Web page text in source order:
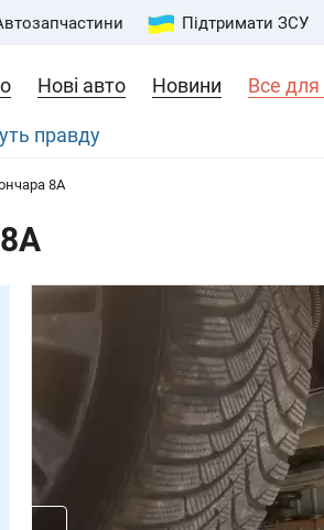
Підтримати ЗСУ
Нові авто Новини Все для
правду
8А